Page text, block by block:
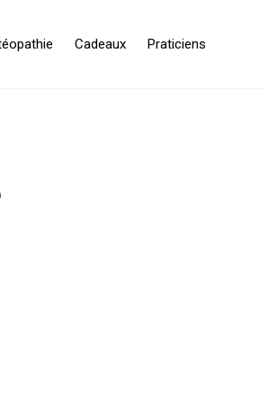
Cadeaux Praticiens